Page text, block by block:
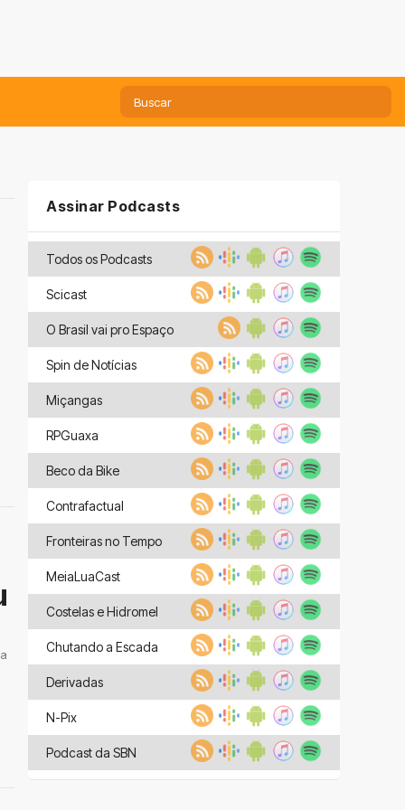
Assinar Podcasts
Todos os Podcasts
Scicast
O Brasil vai pro Espaço
Spin de Notícias
Miçangas
RPGuaxa
Beco da Bike
Contrafactual
Fronteiras no Tempo
MeiaLuaCast
Costelas e Hidromel
Chutando a Escada
Derivadas
N-Pix
Podcast da SBN